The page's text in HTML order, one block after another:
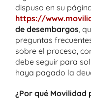
dispuso en su
https://
de desembargos ,
preguntas
sobre el proceso,
debe seguir para
haya pagado la
¿Por qué